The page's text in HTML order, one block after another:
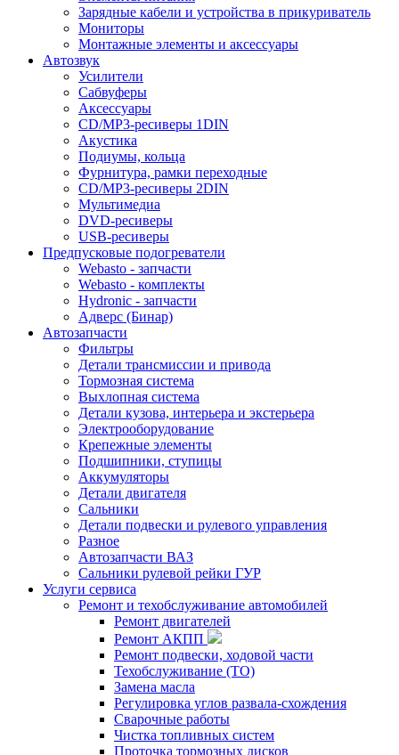
Зарядные кабели и устройства в прикуриватель
Мониторы
Монтажные элементы и аксессуары
Автозвук
Усилители
Сабвуферы
Аксессуары
CD/MP3-ресиверы 1DIN
Акустика
Подиумы, кольца
Фурнитура, рамки переходные
CD/MP3-ресиверы 2DIN
Мультимедиа
DVD-ресиверы
USB-ресиверы
Предпусковые подогреватели
Webasto - запчасти
Webasto - комплекты
Hydronic - запчасти
Адверс (Бинар)
Автозапчасти
Фильтры
Детали трансмиссии и привода
Тормозная система
Выхлопная система
Детали кузова, интерьера и экстерьера
Электрооборудование
Крепежные элементы
Подшипники, ступицы
Аккумуляторы
Детали двигателя
Сальники
Детали подвески и рулевого управления
Разное
Автозапчасти ВАЗ
Сальники рулевой рейки ГУР
Услуги сервиса
Ремонт и техобслуживание автомобилей
Ремонт двигателей
Ремонт АКПП
Ремонт подвески, ходовой части
Техобслуживание (ТО)
Замена масла
Регулировка углов развала-схождения
Сварочные работы
Чистка топливных систем
Проточка тормозных дисков